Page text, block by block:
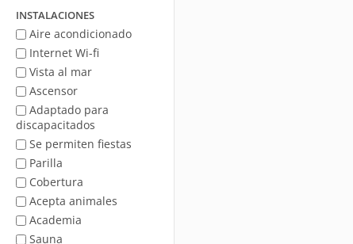
mar
INSTALACIONES
Aire acondicionado
Internet Wi-fi
Vista al mar
Ascensor
Adaptado para
discapacitados
Se permiten fiestas
Parilla
Cobertura
Acepta animales
Academia
Sauna